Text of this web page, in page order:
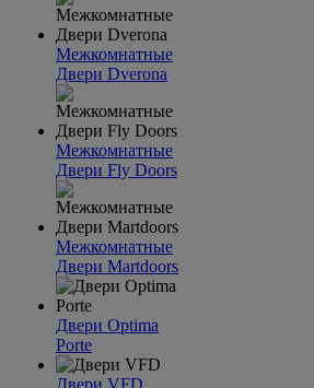
Межкомнатные
Двери Dverona
Межкомнатные
Двери Fly Doors
Межкомнатные
Двери Martdoors
Двери Optima
Porte
Двери VFD